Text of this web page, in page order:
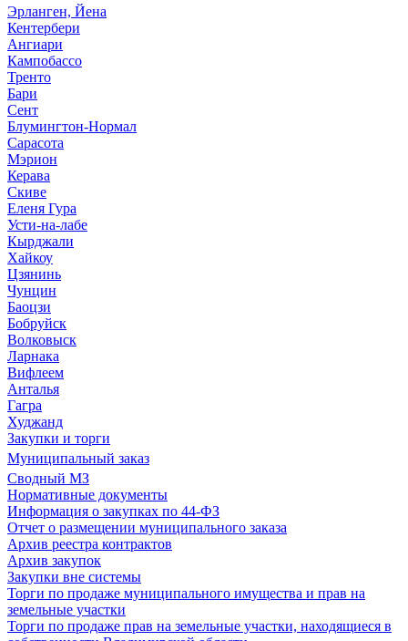
Эрланген, Йена
Кентербери
Ангиари
Кампобассо
Тренто
Бари
Сент
Блумингтон-Нормал
Сарасота
Мэрион
Керава
Скиве
Еленя Гура
Усти-на-лабе
Кырджали
Хайкоу
Цзянинь
Чунцин
Баоцзи
Бобруйск
Волковыск
Ларнака
Вифлеем
Анталья
Гагра
Худжанд
Закупки и торги
Муниципальный заказ
Сводный МЗ
Нормативные документы
Информация о закупках по 44-ФЗ
Отчет о размещении муниципального заказа
Архив реестра контрактов
Архив закупок
Закупки вне системы
Торги по продаже муниципального имущества и прав на
земельные участки
Торги по продаже прав на земельные участки, находящиеся в